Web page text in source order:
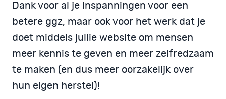
Dank voor al je inspanningen voor een
betere ggz, maar ook voor het werk dat je
doet middels jullie website om mensen
meer kennis te geven en meer zelfredzaam
te maken (en dus meer oorzakelijk over
hun eigen herstel)!